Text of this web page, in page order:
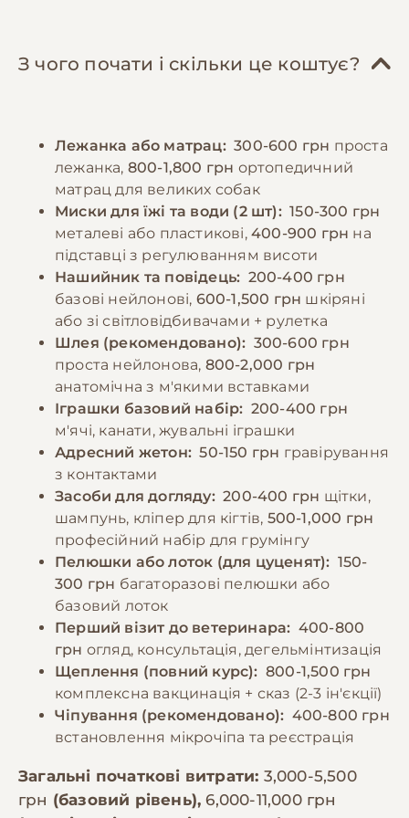
навчання базовим командам з раннього віку,
обов'язковими елементами догляду.
🎁 −10% на зоотовари
За промокодом E-PET
кількість білків, жирів та вуглеводів у
правильному співвідношенні. Дорослих
Порції мають відповідати розміру та
енергетичним потребам собаки. Необхідно
забезпечити постійний доступ до свіжої
води та слідкувати за реакцією організму на
різні продукти.
🎁 −10% на зоотовари
За промокодом E-PET
З чого почати і скільки це коштує?
Лежанка або матрац: 300-600 грн проста
лежанка, 800-1,800 грн ортопедичний
матрац для великих собак
Миски для їжі та води (2 шт): 150-300 грн
металеві або пластикові, 400-900 грн на
підставці з регулюванням висоти
Нашийник та повідець: 200-400 грн
базові нейлонові, 600-1,500 грн шкіряні
або зі світловідбивачами + рулетка
Шлея (рекомендовано): 300-600 грн
проста нейлонова, 800-2,000 грн
анатомічна з м'якими вставками
Іграшки базовий набір: 200-400 грн
м'ячі, канати, жувальні іграшки
Адресний жетон: 50-150 грн гравірування
з контактами
Засоби для догляду: 200-400 грн щітки,
шампунь, кліпер для кігтів, 500-1,000 грн
професійний набір для грумінгу
Пелюшки або лоток (для цуценят): 150-
300 грн багаторазові пелюшки або
базовий лоток
Перший візит до ветеринара: 400-800
грн огляд, консультація, дегельмінтизація
Щеплення (повний курс): 800-1,500 грн
комплексна вакцинація + сказ (2-3 ін'єкції)
Чіпування (рекомендовано): 400-800 грн
встановлення мікрочіпа та реєстрація
Загальні початкові витрати: 3,000-5,500
грн (базовий рівень),6,000-11,000 грн